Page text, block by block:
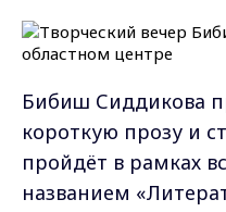
Бибиш Сиддикова
короткую прозу и
пройдёт в рамках
названием